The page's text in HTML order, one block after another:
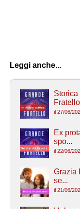
Leggi anche...
Storica
il 27/06/
Ex
spo...
il 22/06/
Grazia
se...
il 21/06/